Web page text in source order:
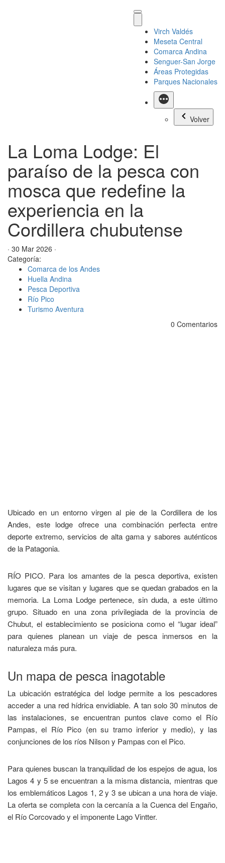
Virch Valdés
Meseta Central
Comarca Andina
Senguer-San Jorge
Áreas Protegidas
Parques Nacionales
Más
Volver
La Loma Lodge: El
paraíso de la pesca con
mosca que redefine la
experiencia en la
Cordillera chubutense
· 30 Mar 2026 ·
Categoría:
Comarca de los Andes
Huella Andina
Pesca Deportiva
Río Pico
Turismo Aventura
0 Comentarios
​Ubicado en un entorno virgen al pie de la Cordillera de los
Andes, este lodge ofrece una combinación perfecta entre
deporte extremo, servicios de alta gama y sabores auténticos
de la Patagonia.
​RÍO PICO. Para los amantes de la pesca deportiva, existen
lugares que se visitan y lugares que se quedan grabados en la
memoria. La Loma Lodge pertenece, sin duda, a este último
grupo. Situado en una zona privilegiada de la provincia de
Chubut, el establecimiento se posiciona como el “lugar ideal”
para quienes planean un viaje de pesca inmersos en la
naturaleza más pura.
​Un mapa de pesca inagotable
​La ubicación estratégica del lodge permite a los pescadores
acceder a una red hídrica envidiable. A tan solo 30 minutos de
las instalaciones, se encuentran puntos clave como el Río
Pampas, el Río Pico (en su tramo inferior y medio), y las
conjunciones de los ríos Nilson y Pampas con el Pico.
​Para quienes buscan la tranquilidad de los espejos de agua, los
Lagos 4 y 5 se encuentran a la misma distancia, mientras que
los emblemáticos Lagos 1, 2 y 3 se ubican a una hora de viaje.
La oferta se completa con la cercanía a la Cuenca del Engaño,
el Río Corcovado y el imponente Lago Vintter.